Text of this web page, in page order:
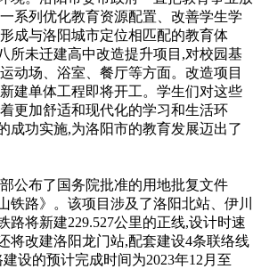
系列优化教育资源配置、改善学生学
成与洛阳城市定位相匹配的教育体
所未迁建高中改造提升项目,对校园基
动场、浴室、餐厅等方面。改造项目
建单体工程即将开工。学生们对这些
更加舒适和现代化的学习和生活环
成功实施,为洛阳市的教育发展迈出了
公布了国务院批准的用地批复文件
铁路》。该项目涉及了洛阳北站、伊川
路将新建229.527公里的正线,设计时速
将改建洛阳龙门站,配套建设4条联络线
设的预计完成时间为2023年12月至